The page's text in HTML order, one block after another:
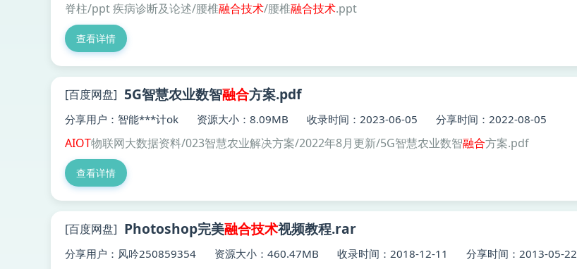
脊柱/ppt 疾病诊断及论述/腰椎融合技术/腰椎融合技术.ppt
查看详情
[百度网盘] 5G智慧农业数智融合方案.pdf
分享用户：智能***计ok 资源大小：8.09MB 收录时间：2023-06-05 分享时间：2022-08-05
AIOT物联网大数据资料/023智慧农业解决方案/2022年8月更新/5G智慧农业数智融合方案.pdf
查看详情
[百度网盘] Photoshop完美融合技术视频教程.rar
分享用户：风吟250859354 资源大小：460.47MB 收录时间：2018-12-11 分享时间：2013-05-22